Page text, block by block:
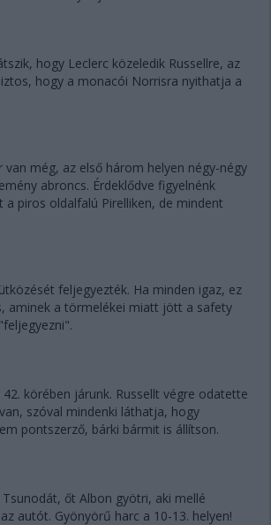
hogy Leclerc közeledik Russellre, az
hogy a monacói Norrisra nyithatja a
van még, az első három helyen négy-négy
abroncs. Érdeklődve figyelnénk
a piros oldalfalú Pirelliken, de mindent
feljegyezték. Ha minden igaz, ez
aminek a törmelékei miatt jött a safety
körében járunk. Russellt végre odatette
szóval mindenki láthatja, hogy
pontszerző, bárki bármit is állítson.
őt Albon gyötri, aki mellé
autót. Gyönyörű harc a 10-13. helyen!